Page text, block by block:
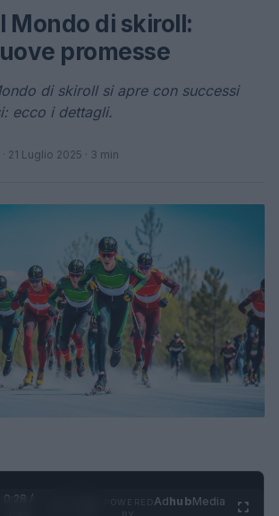
Mondo di skiroll:
promesse
di skiroll si apre con successi
ecco i dettagli.
· 21 Luglio 2025 · 3 min
0:29 /
AdhubMedia